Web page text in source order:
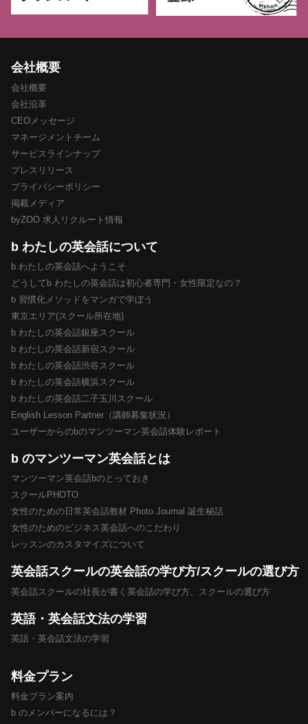
会社概要
会社概要
会社沿革
CEOメッセージ
マネージメントチーム
サービスラインナップ
プレスリリース
プライバシーポリシー
掲載メディア
byZOO 求人リクルート情報
b わたしの英会話について
b わたしの英会話へようこそ
どうしてb わたしの英会話は初心者専門・女性限定なの？
b 習慣化メソッドをマンガで学ぼう
東京エリア(スクール所在地)
b わたしの英会話銀座スクール
b わたしの英会話新宿スクール
b わたしの英会話渋谷スクール
b わたしの英会話横浜スクール
b わたしの英会話二子玉川スクール
English Lesson Partner（講師募集状況）
ユーザーからのbのマンツーマン英会話体験レポート
b のマンツーマン英会話とは
マンツーマン英会話bのとっておき
スクールPHOTO
女性のための日常英会話教材 Photo Journal 誕生秘話
女性のためのビジネス英会話へのこだわり
レッスンのカスタマイズについて
英会話スクールの英会話の学び方/スクールの選び方
英会話スクールの社長が書く英会話の学び方、スクールの選び方
英語・英会話文法の学習
英語・英会話文法の学習
料金プラン
料金プラン案内
b のメンバーになるには？